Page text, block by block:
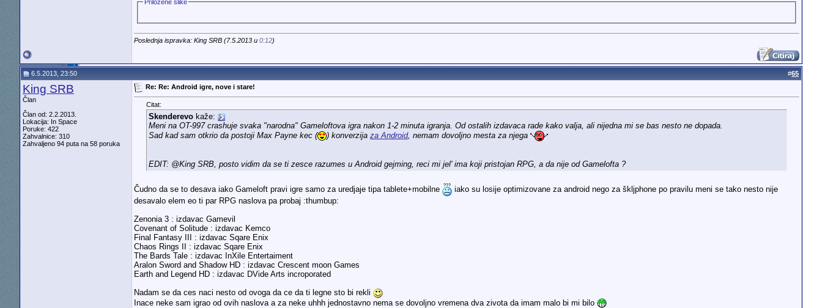
Priložene slike
Poslednja ispravka: King SRB (7.5.2013 u 0:12)
6.5.2013, 23:50 #65
King SRB
Član
Član od: 2.2.2013.
Lokacija: In Space
Poruke: 422
Zahvalnice: 310
Zahvaljeno 94 puta na 58 poruka
Re: Re: Android igre, nove i stare!
Citat:
Skenderevokaže:
Meni na OT-997 crashuje svaka "narodna" Gameloftova igra nakon 1-2 minuta igranja. Od ostalih izdavaca rade kako valja, ali nijedna mi se bas nesto ne dopada.
Sad kad sam otkrio da postoji Max Payne kec (
) konverzija za Android, nemam dovoljno mesta za njega
EDIT: @King SRB, posto vidim da se ti zesce razumes u Android gejming, reci mi jel' ima koji pristojan RPG, a da nije od Gamelofta ?
Čudno da se to desava iako Gameloft pravi igre samo za uredjaje tipa tablete+mobilne
iako su losije optimizovane za android nego za škljphone po pravilu meni se tako nesto nije
desavalo elem eo ti par RPG naslova pa probaj :thumbup:
Zenonia 3 : izdavac Gamevil
Covenant of Solitude : izdavac Kemco
Final Fantasy III : izdavac Sqare Enix
Chaos Rings II : izdavac Sqare Enix
The Bards Tale : izdavac InXile Entertaiment
Aralon Sword and Shadow HD : izdavac Crescent moon Games
Earth and Legend HD : izdavac DVide Arts incroporated
Nadam se da ces naci nesto od ovoga da ce da ti legne sto bi rekli
Inace neke sam igrao od ovih naslova a za neke uhhh jednostavno nema se dovoljno vremena dva zivota da imam malo bi mi bilo